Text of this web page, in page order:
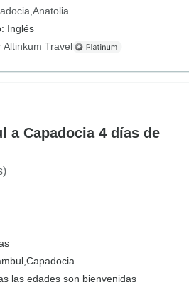
Anatolia
Inglés
Altinkum Travel
a Capadocia 4 días de
Capadocia
las edades son bienvenidas